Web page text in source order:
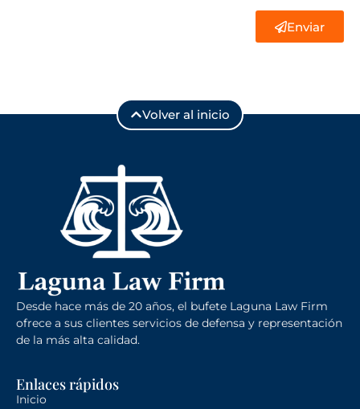
Enviar
Volver al inicio
Desde hace más de 20 años, el bufete Laguna Law Firm
ofrece a sus clientes servicios de defensa y representación
de la más alta calidad.
Enlaces rápidos
Inicio